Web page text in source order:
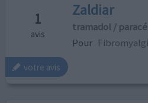
1
avis
Zaldiar
tramadol /
Pour
votre avis